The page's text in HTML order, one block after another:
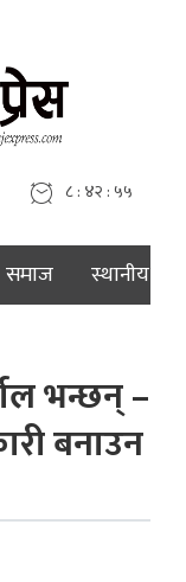
८ : ४२ : ५६
समाज स्थानीय
भन्छन् –
बनाउन